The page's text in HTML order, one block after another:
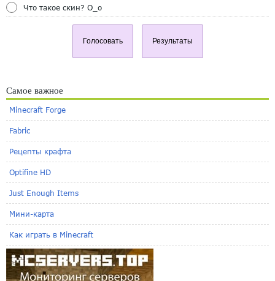
Что такое скин? O_o
Голосовать Результаты
Самое важное
Minecraft Forge
Fabric
Рецепты крафта
Optifine HD
Just Enough Items
Мини-карта
Как играть в Minecraft